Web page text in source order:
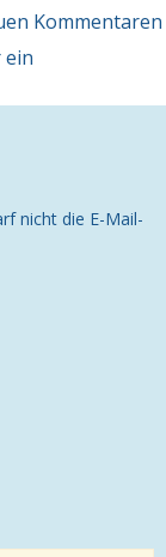
Kommentaren
ein
nicht die E-Mail-